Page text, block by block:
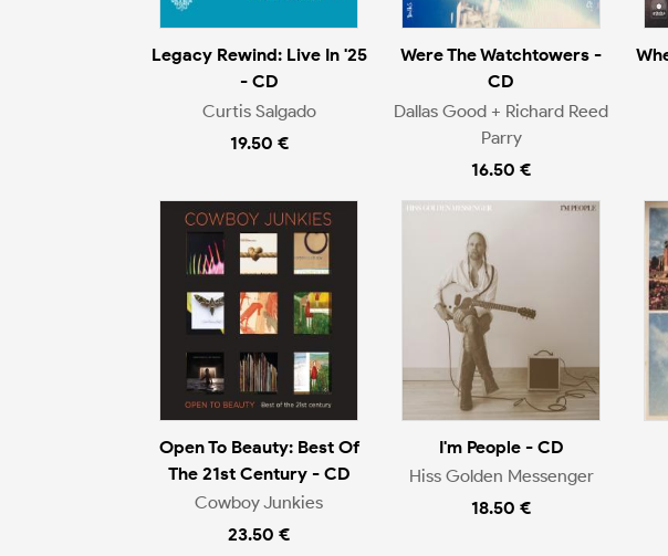
Legacy Rewind: Live In '25
- CD
Curtis Salgado
19.50 €
Were The Watchtowers -
CD
Dallas Good + Richard Reed
Parry
16.50 €
Open To Beauty: Best Of
The 21st Century - CD
Cowboy Junkies
23.50 €
I'm People - CD
Hiss Golden Messenger
18.50 €